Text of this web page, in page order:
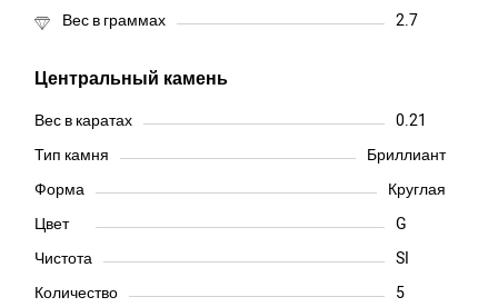
Вес в граммах
2.7
Центральный камень
Вес в каратах
0.21
Тип камня
Бриллиант
Форма
Круглая
Цвет
G
Чистота
SI
Количество
5